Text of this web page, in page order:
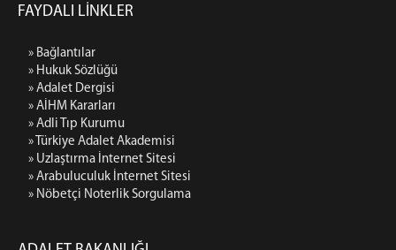
FAYDALI LİNKLER
» Bağlantılar
» Hukuk Sözlüğü
» Adalet Dergisi
» AİHM Kararları
» Adli Tıp Kurumu
» Türkiye Adalet Akademisi
» Uzlaştırma İnternet Sitesi
» Arabuluculuk İnternet Sitesi
» Nöbetçi Noterlik Sorgulama